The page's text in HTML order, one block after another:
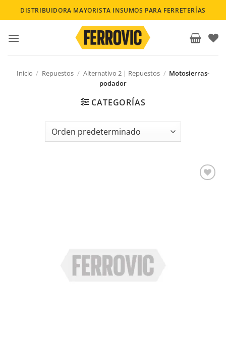
Saltar
al
DISTRIBUIDORA MAYORISTA INSUMOS PARA FERRETERÍAS
Inicio / Repuestos / Alternativo 2 | Repuestos / Motosierras-
podador
CATEGORÍAS